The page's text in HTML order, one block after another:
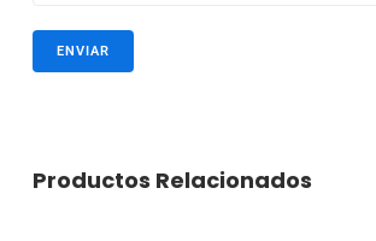
Productos Relacionados